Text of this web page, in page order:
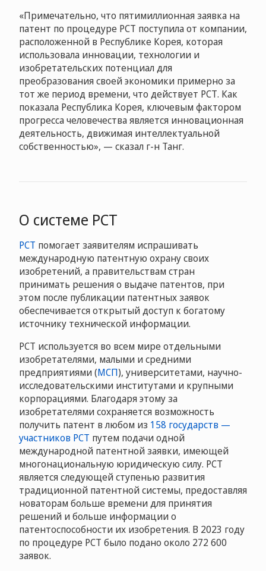
«Примечательно, что пятимиллионная заявка на
патент по процедуре РСТ поступила от компании,
расположенной в Республике Корея, которая
использовала инновации, технологии и
изобретательских потенциал для
преобразования своей экономики примерно за
тот же период времени, что действует РСТ. Как
показала Республика Корея, ключевым фактором
прогресса человечества является инновационная
деятельность, движимая интеллектуальной
собственностью», — сказал г-н Танг.
О системе PCT
PCT помогает заявителям испрашивать
международную патентную охрану своих
изобретений, а правительствам стран
принимать решения о выдаче патентов, при
этом после публикации патентных заявок
обеспечивается открытый доступ к богатому
источнику технической информации.
РСТ используется во всем мире отдельными
изобретателями, малыми и средними
предприятиями (МСП), университетами, научно-
исследовательскими институтами и крупными
корпорациями. Благодаря этому за
изобретателями сохраняется возможность
получить патент в любом из 158 государств —
участников PCT путем подачи одной
международной патентной заявки, имеющей
многонациональную юридическую силу. РСТ
является следующей ступенью развития
традиционной патентной системы, предоставляя
новаторам больше времени для принятия
решений и больше информации о
патентоспособности их изобретения. В 2023 году
по процедуре РСТ было подано около 272 600
заявок.